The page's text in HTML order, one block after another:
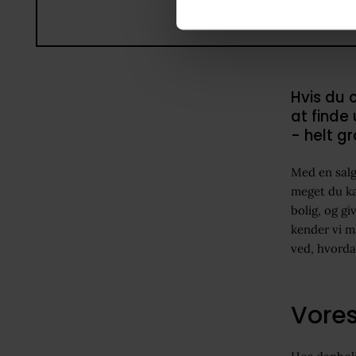
Hvis du
at finde
- helt
Med en
meget du
bolig, og
kender vi
ved,